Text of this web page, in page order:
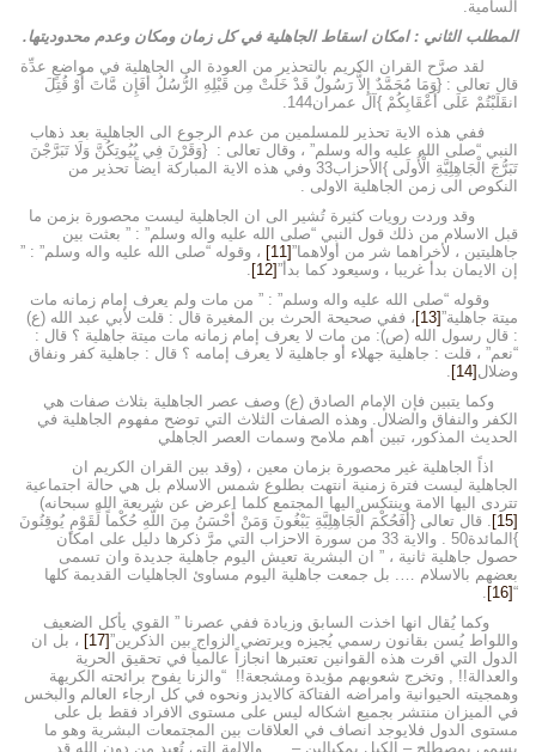
السامية.
المطلب الثاني : امكان اسقاط الجاهلية في كل زمان ومكان وعدم محدوديتها.
لقد صرَّح القران الكريم بالتحذير من العودة الى الجاهلية في مواضعٍ عدِّة
قال تعالى : {وَمَا مُحَمَّدٌ إِلاَّ رَسُولٌ قَدْ خَلَتْ مِن قَبْلِهِ الرُّسُلُ أَفَإِن مَّاتَ أَوْ قُتِلَ
انقَلَبْتُمْ عَلَى أَعْقَابِكُمْ }آل عمران144.
ففي هذه الاية تحذير للمسلمين من عدم الرجوع الى الجاهلية بعد ذهاب
النبي “صلى الله عليه واله وسلم” ، وقال تعالى : {وَقَرْنَ فِي بُيُوتِكُنَّ وَلَا تَبَرَّجْنَ
تَبَرُّجَ الْجَاهِلِيَّةِ الْأُولَى }الأحزاب33 وفي هذه الاية المباركة ايضاً تحذير من
النكوص الى زمن الجاهلية الاولى .
وقد وردت رويات كثيرة تُشير الى ان الجاهلية ليست محصورة بزمن ما
قبل الاسلام من ذلك قول النبي “صلى الله عليه واله وسلم” : ” بعثت بين
جاهليتين ، لأخراهما شر من أولاهما”[11]
، وقوله “صلى الله عليه واله وسلم” : ”
إن الايمان بدأ غريبا ، وسيعود كما بدأ”[12]
.
وقوله “صلى الله عليه واله وسلم” : ” من مات ولم يعرف إمام زمانه مات
ميتة جاهلية”[13]
، ففي صحيحة الحرث بن المغيرة قال : قلت لأبي عبد الله (ع)
: قال رسول الله (ص): من مات لا يعرف إمام زمانه مات ميتة جاهلية ؟ قال :
“نعم” ، قلت : جاهلية جهلاء أو جاهلية لا يعرف إمامه ؟ قال : جاهلية كفر ونفاق
وضلال [14]
.
وكما يتبين فإن الإمام الصادق (ع) وصف عصر الجاهلية بثلاث صفات هي
الكفر والنفاق والضلال. وهذه الصفات الثلاث التي توضح مفهوم الجاهلية في
الحديث المذكور، تبين أهم ملامح وسمات العصر الجاهلي
اذاً الجاهلية غير محصورة بزمان معين ، (وقد بين القران الكريم ان
الجاهلية ليست فترة زمنية انتهت بطلوع شمس الاسلام بل هي حالة اجتماعية
تتردى اليها الامة وينتكس اليها المجتمع كلما اعرض عن شريعة الله سبحانه)
[15]
. قال تعالى {أَفَحُكْمَ الْجَاهِلِيَّةِ يَبْغُونَ وَمَنْ أَحْسَنُ مِنَ اللّهِ حُكْماً لِّقَوْمٍ يُوقِنُونَ
}المائدة50 . والاية 33 من سورة الاحزاب التي مرَّ ذكرها دليل على امكان
حصول جاهلية ثانية ، ” ان البشرية تعيش اليوم جاهلية جديدة وان تسمى
بعضهم بالاسلام …. بل جمعت جاهلية اليوم مساوئ الجاهليات القديمة كلها
“
[16]
.
وكما يُقال انها اخذت السابق وزيادة ففي عصرنا ” القوي يأكل الضعيف
واللواط يُسن بقانون رسمي يُجيزه ويرتضي الزواج بين الذكرين”[17]
، بل ان
الدول التي اقرت هذه القوانين تعتبرها انجازاً عالمياً في تحقيق الحرية
والعدالة!! , وتخرج شعوبهم مؤيدة ومشجعة!! “والزنا يفوح برائحته الكريهة
وهمجيته الحيوانية وامراضه الفتاكة كالايدز ونحوه في كل ارجاء العالم والبخس
في الميزان منتشر بجميع اشكاله ليس على مستوى الافراد فقط بل على
مستوى الدول فلايوجد انصاف في العلاقات بين المجتمعات البشرية وهو ما
يسمى بمصطلح – الكيل بمكيالين – …. والالهة التي تُعبد من دون الله قد